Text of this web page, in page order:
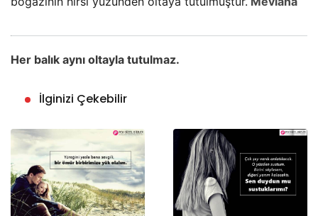
Her balık aynı oltayla tutulmaz.
İlginizi Çekebilir